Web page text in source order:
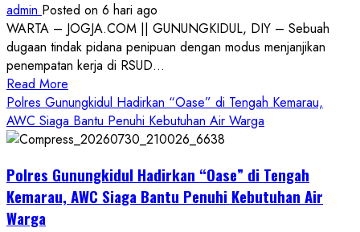
admin Posted on 6 hari ago
WARTA – JOGJA.COM || GUNUNGKIDUL, DIY – Sebuah
dugaan tindak pidana penipuan dengan modus menjanjikan
penempatan kerja di RSUD...
Read More
more
about
Dugaan
Masuk
Kerja
Polres Gunungkidul Hadirkan “Oase” di Tengah Kemarau,
AWC Siaga Bantu Penuhi Kebutuhan Air Warga
Polres Gunungkidul Hadirkan “Oase” di Tengah
Kemarau, AWC Siaga Bantu Penuhi Kebutuhan Air
Warga